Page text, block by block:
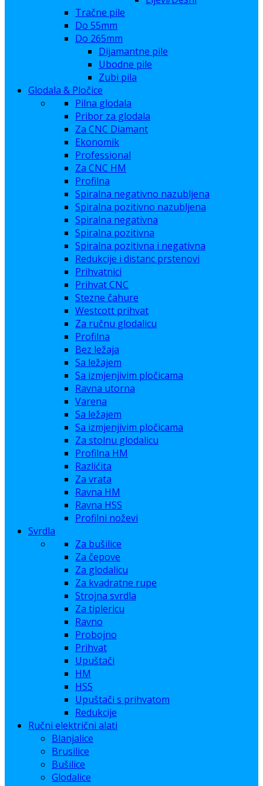
Tračne pile
Do 55mm
Do 265mm
Dijamantne pile
Ubodne pile
Zubi pila
Glodala & Pločice
Pilna glodala
Pribor za glodala
Za CNC Diamant
Ekonomik
Professional
Za CNC HM
Profilna
Spiralna negativno nazubljena
Spiralna pozitivno nazubljena
Spiralna negativna
Spiralna pozitivna
Spiralna pozitivna i negativna
Redukcije i distanc prstenovi
Prihvatnici
Prihvat CNC
Stezne čahure
Westcott prihvat
Za ručnu glodalicu
Profilna
Bez ležaja
Sa ležajem
Sa izmjenjivim pločicama
Ravna utorna
Varena
Sa ležajem
Sa izmjenjivim pločicama
Za stolnu glodalicu
Profilna HM
Razlićita
Za vrata
Ravna HM
Ravna HSS
Profilni noževi
Svrdla
Za bušilice
Za čepove
Za glodalicu
Za kvadratne rupe
Strojna svrdla
Za tiplericu
Ravno
Probojno
Prihvat
Upuštači
HM
HSS
Upuštači s prihvatom
Redukcije
Ručni električni alati
Blanjalice
Brusilice
Bušilice
Glodalice